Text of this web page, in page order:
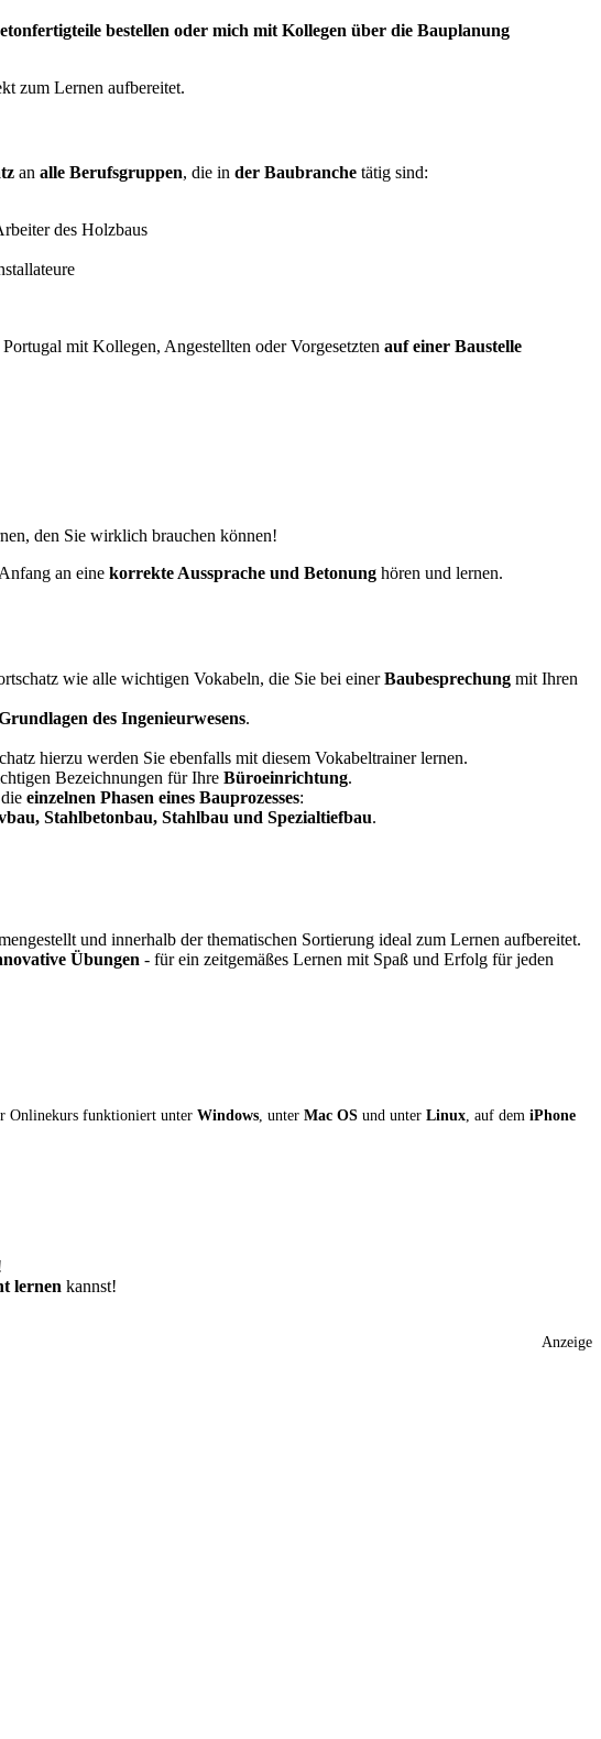
bestellen oder mich mit Kollegen über die Bauplanung
zum Lernen aufbereitet.
an alle Berufsgruppen, die in der Baubranche tätig sind:
des Holzbaus
mit Kollegen, Angestellten oder Vorgesetzten auf einer Baustelle
den Sie wirklich brauchen können!
an eine korrekte Aussprache und Betonung hören und lernen.
wie alle wichtigen Vokabeln, die Sie bei einerBaubesprechung mit Ihren
des Ingenieurwesens.
hierzu werden Sie ebenfalls mit diesem Vokabeltrainer lernen.
Bezeichnungen für Ihre Büroeinrichtung.
einzelnen Phasen eines Bauprozesses:
Stahlbetonbau, Stahlbau und Spezialtiefbau.
und innerhalb der thematischen Sortierung ideal zum Lernen aufbereitet.
Übungen - für ein zeitgemäßes Lernen mit Spaß und Erfolg für jeden
Onlinekurs funktioniert unter Windows, unter Mac OS und unter Linux, auf dem iPhone
lernen kannst!
Anzeige